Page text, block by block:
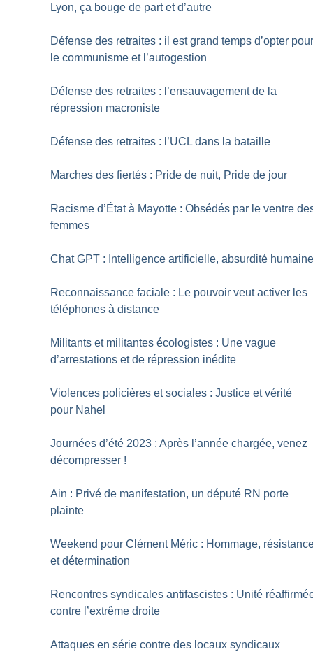
Lyon, ça bouge de part et d’autre
Défense des retraites : il est grand temps d’opter
le communisme et l’autogestion
Défense des retraites : l’ensauvagement de la
répression macroniste
Défense des retraites : l’UCL dans la bataille
Marches des fiertés : Pride de nuit, Pride de jour
Racisme d’État à Mayotte : Obsédés par le ventre
femmes
Chat GPT : Intelligence artificielle, absurdité
Reconnaissance faciale : Le pouvoir veut activer les
téléphones à distance
Militants et militantes écologistes : Une vague
d’arrestations et de répression inédite
Violences policières et sociales : Justice et vérité
pour Nahel
Journées d’été 2023 : Après l’année chargée, venez
décompresser !
Ain : Privé de manifestation, un député RN porte
plainte
Weekend pour Clément Méric : Hommage,
et détermination
Rencontres syndicales antifascistes : Unité
contre l’extrême droite
Attaques en série contre des locaux syndicaux